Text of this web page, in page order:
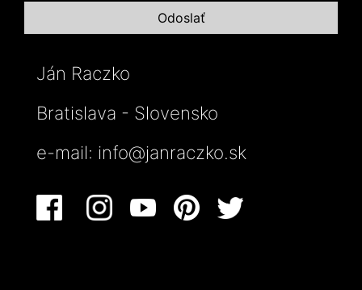
Ján Raczko
Bratislava - Slovensko
e-mail: info@janraczko.sk